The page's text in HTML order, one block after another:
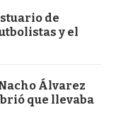
de
y el
Álvarez
que llevaba